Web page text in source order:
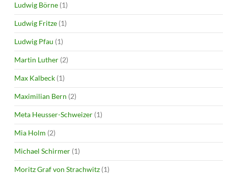
Ludwig Börne (1)
Ludwig Fritze (1)
Ludwig Pfau (1)
Martin Luther (2)
Max Kalbeck (1)
Maximilian Bern (2)
Meta Heusser-Schweizer (1)
Mia Holm (2)
Michael Schirmer (1)
Moritz Graf von Strachwitz (1)